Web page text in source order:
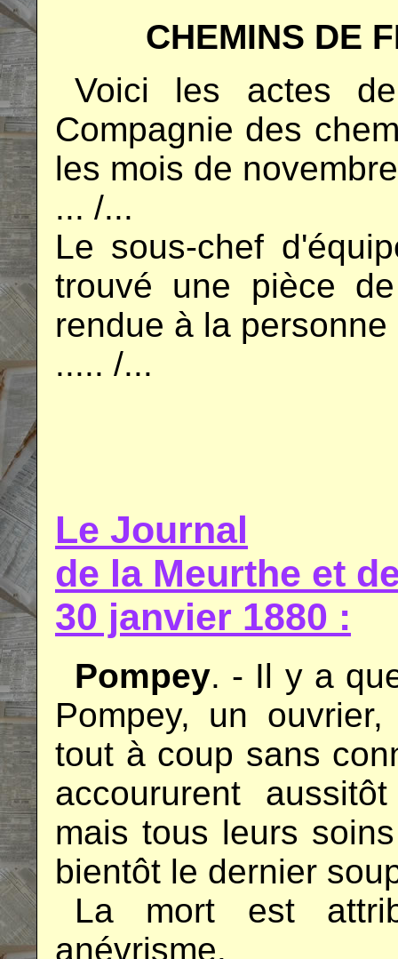
CHEMINS DE
Voici les actes
Compagnie des
les mois de
... /...
Le sous-chef
trouvé une pièce
rendue à la
..... /...
Le Journal
de la Meurthe et
30 janvier 1880 :
Pompey. - Il y a
Pompey, un
tout à coup sans
accoururent
mais tous leurs
bientôt le dernier
La mort est
anévrisme.